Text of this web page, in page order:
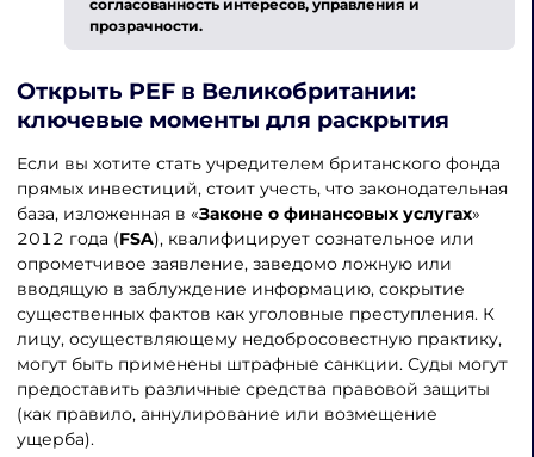
согласованность интересов, управления и
прозрачности.
Открыть PEF в Великобритании:
ключевые моменты для раскрытия
Если вы хотите стать учредителем британского фонда
прямых инвестиций, стоит учесть, что законодательная
база, изложенная в «Законе о финансовых услугах»
2012 года (FSA), квалифицирует сознательное или
опрометчивое заявление, заведомо ложную или
вводящую в заблуждение информацию, сокрытие
существенных фактов как уголовные преступления. К
лицу, осуществляющему недобросовестную практику,
могут быть применены штрафные санкции. Суды могут
предоставить различные средства правовой защиты
(как правило, аннулирование или возмещение
ущерба).